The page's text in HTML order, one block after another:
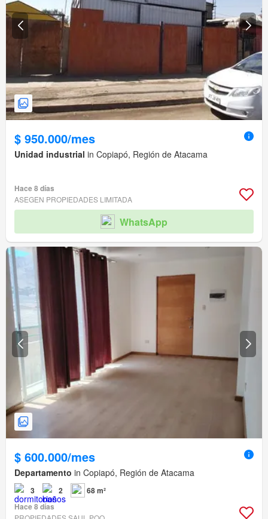
$ 950.000/mes
Unidad industrial in Copiapó, Región de Atacama
Hace 8 días
ASEGEN PROPIEDADES LIMITADA
WhatsApp
$ 600.000/mes
Departamento in Copiapó, Región de Atacama
3 2
68 m²
Hace 8 días